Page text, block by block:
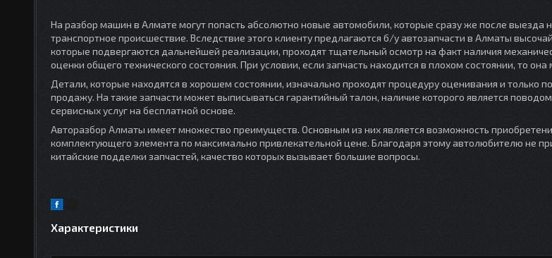
На разбор машин в Алмате могут попасть абсолютно новые автомобили, которые сразу же после выезда
транспортное происшествие. Вследствие этого клиенту предлагаются б/у автозапчасти в Алматы
которые подвергаются дальнейшей реализации, проходят тщательный осмотр на факт наличия
оценки общего технического состояния. При условии, если запчасть находится в плохом состоянии, то
Детали, которые находятся в хорошем состоянии, изначально проходят процедуру оценивания и только
продажу. На такие запчасти может выписываться гарантийный талон, наличие которого является
сервисных услуг на бесплатной основе.
Авторазбор Алматы имеет множество преимуществ. Основным из них является возможность
комплектующего элемента по максимально привлекательной цене. Благодаря этому автолюбителю не
китайские подделки запчастей, качество которых вызывает большие вопросы.
Характеристики